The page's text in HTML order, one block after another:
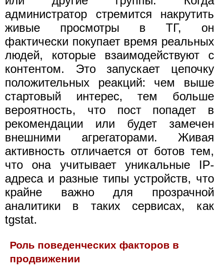
администратор стремится накрутить
живые просмотры в ТГ, он
фактически покупает время реальных
людей, которые взаимодействуют с
контентом. Это запускает цепочку
положительных реакций: чем выше
стартовый интерес, тем больше
вероятность, что пост попадет в
рекомендации или будет замечен
внешними агрегаторами. Живая
активность отличается от ботов тем,
что она учитывает уникальные IP-
адреса и разные типы устройств, что
крайне важно для прозрачной
аналитики в таких сервисах, как
tgstat.
Роль поведенческих факторов в
продвижении